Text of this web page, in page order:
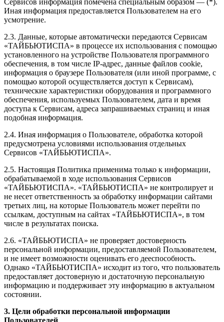
Сервисов информация помечена специальным образом — (*).
Иная информация предоставляется Пользователем на его
усмотрение.
2.3. Данные, которые автоматически передаются Сервисам
«ТАЙБЬЮТИСПА» в процессе их использования с помощью
установленного на устройстве Пользователя программного
обеспечения, в том числе IP-адрес, данные файлов cookie,
информация о браузере Пользователя (или иной программе, с
помощью которой осуществляется доступ к Сервисам),
технические характеристики оборудования и программного
обеспечения, используемых Пользователем, дата и время
доступа к Сервисам, адреса запрашиваемых страниц и иная
подобная информация.
2.4. Иная информация о Пользователе, обработка которой
предусмотрена условиями использования отдельных
Сервисов «ТАЙБЬЮТИСПА».
2.5. Настоящая Политика применима только к информации,
обрабатываемой в ходе использования Сервисов
«ТАЙБЬЮТИСПА». «ТАЙБЬЮТИСПА» не контролирует и
не несет ответственность за обработку информации сайтами
третьих лиц, на которые Пользователь может перейти по
ссылкам, доступным на сайтах «ТАЙБЬЮТИСПА», в том
числе в результатах поиска.
2.6. «ТАЙБЬЮТИСПА» не проверяет достоверность
персональной информации, предоставляемой Пользователем,
и не имеет возможности оценивать его дееспособность.
Однако «ТАЙБЬЮТИСПА» исходит из того, что пользователь
предоставляет достоверную и достаточную персональную
информацию и поддерживает эту информацию в актуальном
состоянии.
3. Цели обработки персональной информации
Пользователей